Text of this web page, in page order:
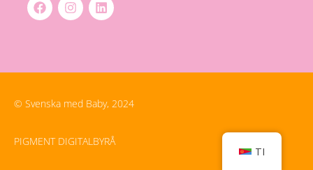
© Svenska med Baby, 2024
PIGMENT DIGITALBYRÅ
TI